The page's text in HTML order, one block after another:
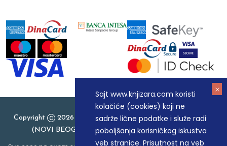
Sajt www.knjizara.com koristi
kolačiće (cookies) koji ne
sadrže lične podatke i služe radi
poboljšanja korisničkog iskustva
veb stranice. Prisutnost na veb
Copyright
2026 Knjizara.com - MAKART DOO BEOGRAD
(NOVI BEOGRAD), PIB: 105184104, MB: 20337524